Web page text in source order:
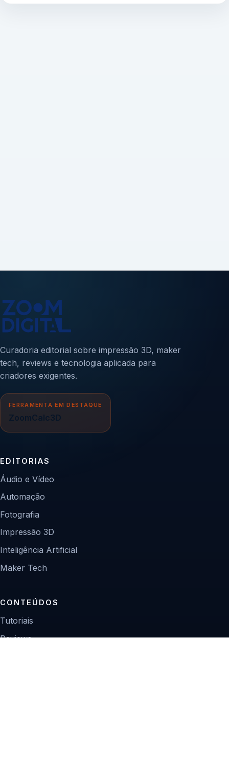
Curadoria editorial sobre impressão 3D, maker
tech, reviews e tecnologia aplicada para
criadores exigentes.
FERRAMENTA EM DESTAQUE
ZoomCalc3D
EDITORIAS
Áudio e Vídeo
Automação
Fotografia
Impressão 3D
Inteligência Artificial
Maker Tech
CONTEÚDOS
Tutoriais
Reviews